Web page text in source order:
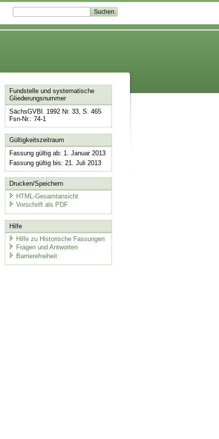
Fundstelle und systematische
Gliederungsnummer
SächsGVBl. 1992 Nr. 33, S. 465
Fsn-Nr.: 74-1
Gültigkeitszeitraum
Fassung gültig ab: 1. Januar 2013
Fassung gültig bis: 21. Juli 2013
Drucken/Speichern
HTML-Gesamtansicht
Vorschrift als PDF
Hilfe
Hilfe zu Historische Fassungen
Fragen und Antworten
Barrierefreiheit